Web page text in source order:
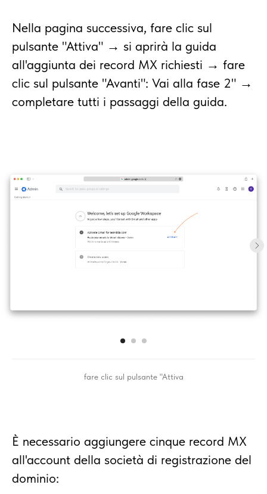
Nella pagina successiva, fare clic sul
pulsante "Attiva" → si aprirà la guida
all'aggiunta dei record MX richiesti → fare
clic sul pulsante "Avanti": Vai alla fase 2" →
completare tutti i passaggi della guida.
fare clic sul pulsante "Attiva
È necessario aggiungere cinque record MX
all'account della società di registrazione del
dominio: